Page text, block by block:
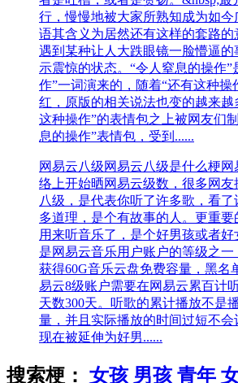
行，慢慢地被大家所熟知成为如
语其含义为居然还有这样的套路的
遇到某种让人大跌眼镜一脸懵逼
示震惊的状态。“令人窒息的操作”
作”一词演来的，随着“还有这种操
红，原版的相关说法也变的越来
这种操作”的表情包之上被网友们
息的操作”表情包，受到......
网易云八级网易云八级是什么梗
络上开始晒网易云级数，很多网
八级，是代表你听了许多歌，看
多道理，是个有故事的人。更重
用来听音乐了，是个好男孩或者好
是网易云音乐用户账户的等级之一
获得60G音乐云盘免费容量，黑名
易云8级账户需要在网易云累百计
天数300天。听歌的累计播放不是
量，并且实际播放的时间过短不会
现在被延伸为好男......
搜索梗： 女孩 男孩 青年